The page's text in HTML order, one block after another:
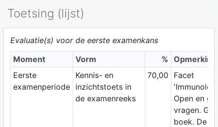
Toetsing (lijst)
Evaluatie(s) voor de eerste examenkans
Moment
Vorm % Opmerking
Eerste
examenperiode
Kennis- en
inzichtstoets in
de examenreeks
70,00
Facet
Open en
vragen.
boek. De